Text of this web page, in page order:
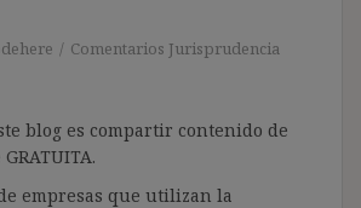
Comentarios Jurisprudencia
blog es compartir contenido de
empresas que utilizan la